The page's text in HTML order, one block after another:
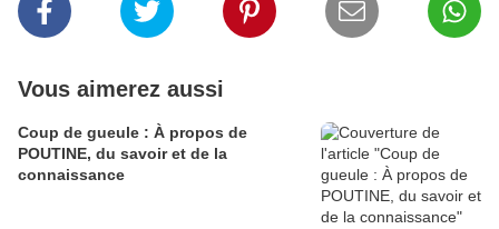
Vous aimerez aussi
Coup de gueule : À propos de
POUTINE, du savoir et de la
connaissance